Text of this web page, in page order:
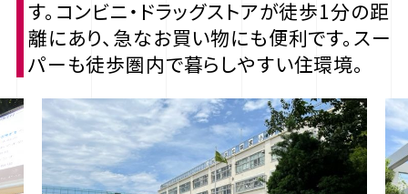
す。コンビニ・ドラッグストアが徒歩1分の距
離にあり、急なお買い物にも便利です。スー
パーも徒歩圏内で暮らしやすい住環境。